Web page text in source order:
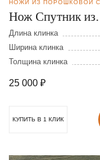
НОЖИ ИЗ ПОРОШКОВОЙ
Нож Спутник из
порошковой
CPM MagnaCut
Длина клинка
Ширина клинка
Толщина клинка
25 000 ₽
КУПИТЬ В 1 КЛИК